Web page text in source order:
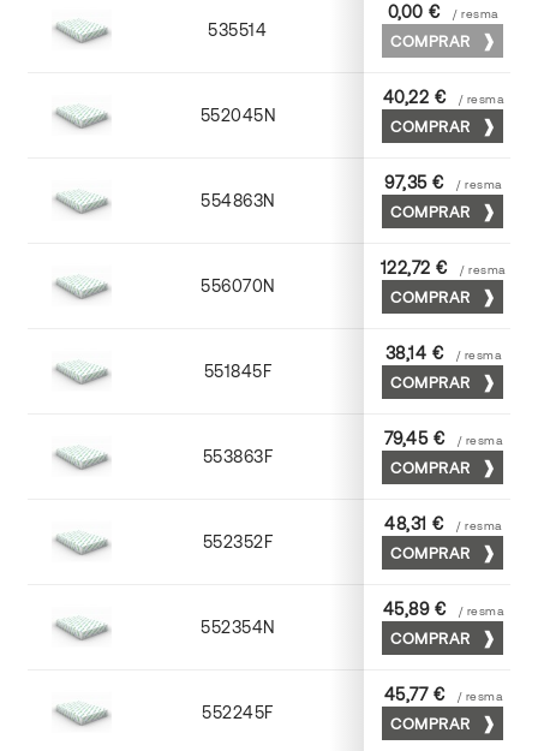
535514 72 x 102
0,00 € / resma
COMPRAR
552045N 45 x 64
40,22 € / resma
COMPRAR
554863N 63 x 88
97,35 € / resma
COMPRAR
556070N 70 x 100
122,72 € / resma
COMPRAR
551845F 45 x 64
38,14 € / resma
COMPRAR
553863F 63 x 88
79,45 € / resma
COMPRAR
552352F 52 x 70
48,31 € / resma
COMPRAR
552354N 52 x 70
45,89 € / resma
COMPRAR
552245F 45 x 64
45,77 € / resma
COMPRAR